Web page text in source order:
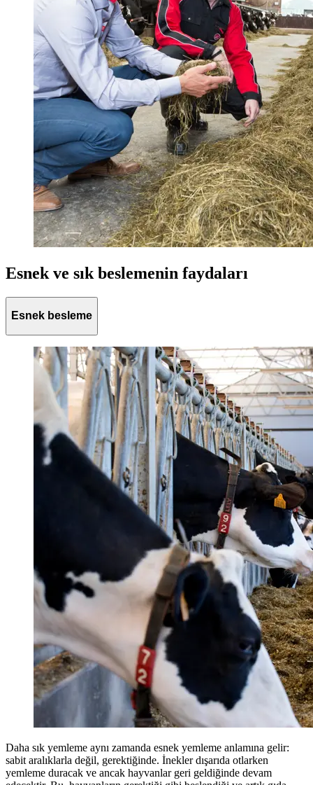
Esnek ve sık beslemenin faydaları
Esnek besleme
Daha sık yemleme aynı zamanda esnek yemleme anlamına gelir:
sabit aralıklarla değil, gerektiğinde. İnekler dışarıda otlarken
yemleme duracak ve ancak hayvanlar geri geldiğinde devam